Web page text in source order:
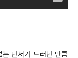
단서가 드러난 만큼